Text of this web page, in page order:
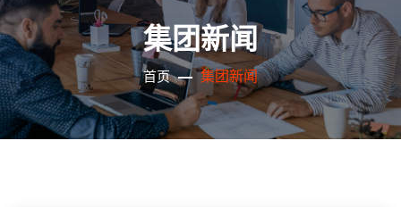
集团新闻
首页 集团新闻